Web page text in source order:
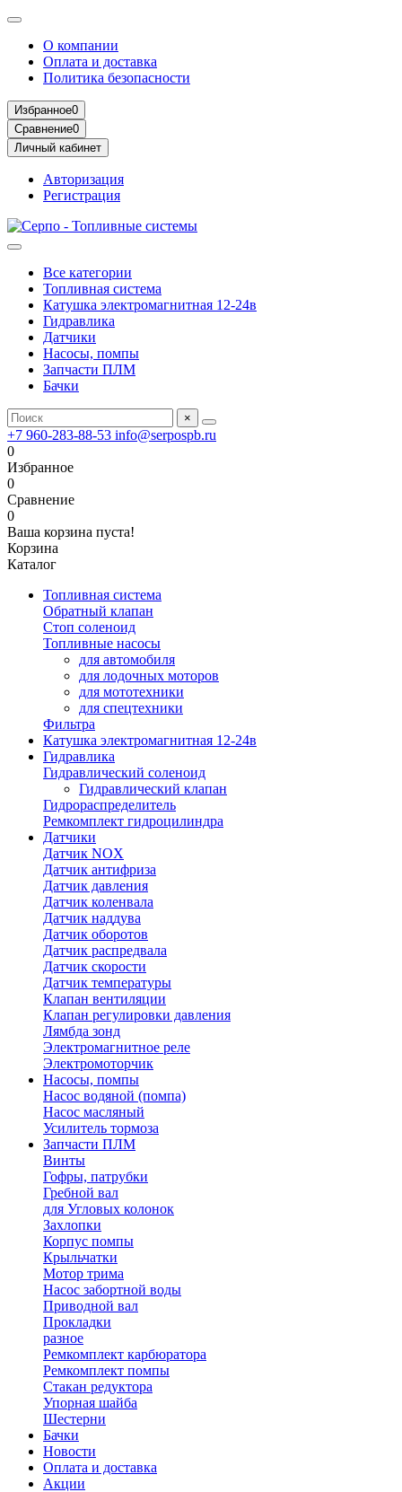
О компании
Оплата и доставка
Политика безопасности
Избранное0
Сравнение0
Личный кабинет
Авторизация
Регистрация
Все категории
Топливная система
Катушка электромагнитная 12-24в
Гидравлика
Датчики
Насосы, помпы
Запчасти ПЛМ
Бачки
×
+7 960-283-88-53 info@serpospb.ru
0
Избранное
0
Сравнение
0
Ваша корзина пуста!
Корзина
Каталог
Топливная система
Обратный клапан
Стоп соленоид
Топливные насосы
для автомобиля
для лодочных моторов
для мототехники
для спецтехники
Фильтра
Катушка электромагнитная 12-24в
Гидравлика
Гидравлический соленоид
Гидравлический клапан
Гидрораспределитель
Ремкомплект гидроцилиндра
Датчики
Датчик NOX
Датчик антифриза
Датчик давления
Датчик коленвала
Датчик наддува
Датчик оборотов
Датчик распредвала
Датчик скорости
Датчик температуры
Клапан вентиляции
Клапан регулировки давления
Лямбда зонд
Электромагнитное реле
Электромоторчик
Насосы, помпы
Насос водяной (помпа)
Насос масляный
Усилитель тормоза
Запчасти ПЛМ
Винты
Гофры, патрубки
Гребной вал
для Угловых колонок
Захлопки
Корпус помпы
Крыльчатки
Мотор трима
Насос забортной воды
Приводной вал
Прокладки
разное
Ремкомплект карбюратора
Ремкомплект помпы
Стакан редуктора
Упорная шайба
Шестерни
Бачки
Новости
Оплата и доставка
Акции